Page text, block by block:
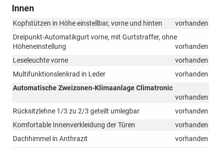
Innen
Kopfstützen in Höhe einstellbar, vorne und hinten
vorhanden
Dreipunkt-Automatikgurt vorne, mit Gurtstraffer, ohne
Höheneinstellung
vorhanden
Leseleuchte vorne
vorhanden
Multifunktionslenkrad in Leder
vorhanden
Automatische Zweizonen-Klimaanlage Climatronic
vorhanden
Rücksitzlehne 1/3 zu 2/3 geteilt umlegbar
vorhanden
Komfortable Innenverkleidung der Türen
vorhanden
Dachhimmel in Anthrazit
vorhanden